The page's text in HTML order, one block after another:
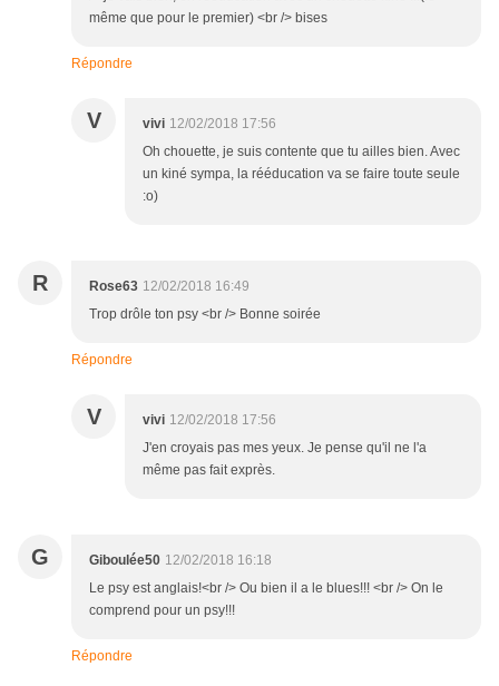
même que pour le premier) <br /> bises
Répondre
V vivi 12/02/2018 17:56
Oh chouette, je suis contente que tu ailles bien. Avec
un kiné sympa, la rééducation va se faire toute seule
:o)
R Rose63 12/02/2018 16:49
Trop drôle ton psy <br /> Bonne soirée
Répondre
V vivi 12/02/2018 17:56
J'en croyais pas mes yeux. Je pense qu'il ne l'a
même pas fait exprès.
G Giboulée50 12/02/2018 16:18
Le psy est anglais!<br /> Ou bien il a le blues!!! <br /> On le
comprend pour un psy!!!
Répondre